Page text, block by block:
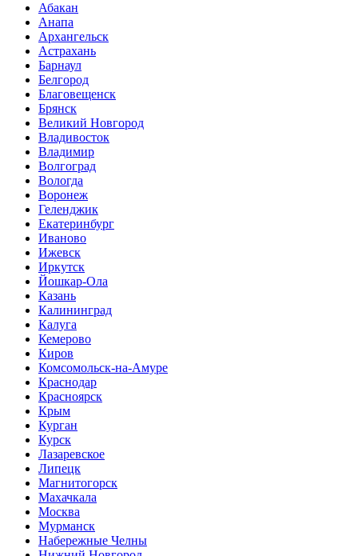
Абакан
Анапа
Архангельск
Астрахань
Барнаул
Белгород
Благовещенск
Брянск
Великий Новгород
Владивосток
Владимир
Волгоград
Вологда
Воронеж
Геленджик
Екатеринбург
Иваново
Ижевск
Иркутск
Йошкар-Ола
Казань
Калининград
Калуга
Кемерово
Киров
Комсомольск-на-Амуре
Краснодар
Красноярск
Крым
Курган
Курск
Лазаревское
Липецк
Магнитогорск
Махачкала
Москва
Мурманск
Набережные Челны